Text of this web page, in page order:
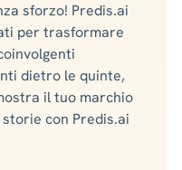
sforzo! Predis.ai
per trasformare
dietro le quinte,
il tuo marchio
con Predis.ai